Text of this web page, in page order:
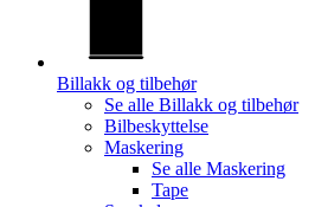
Billakk og tilbehør
Se alle Billakk og tilbehør
Bilbeskyttelse
Maskering
Se alle Maskering
Tape